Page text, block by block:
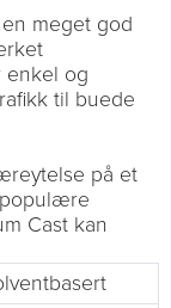
meget god
enkel og
til buede
på et
Cast kan